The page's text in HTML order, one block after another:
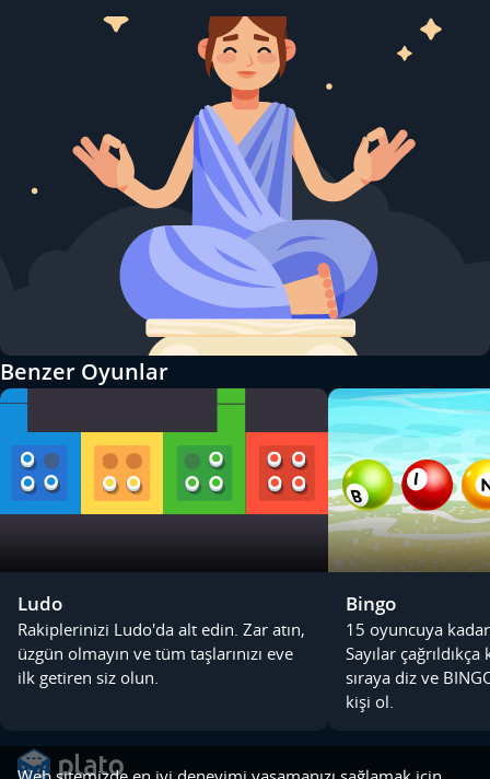
Benzer Oyunlar
Ludo
Rakiplerinizi Ludo'da alt edin. Zar atın,
üzgün olmayın ve tüm taşlarınızı eve
ilk getiren siz olun.
Bingo
15 oyuncuya
Sayılar
sıraya diz ve
kişi ol.